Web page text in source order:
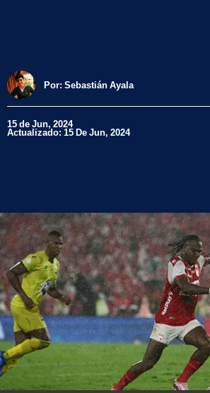
Por: Sebastián Ayala
15 de Jun, 2024
Actualizado: 15 De Jun, 2024